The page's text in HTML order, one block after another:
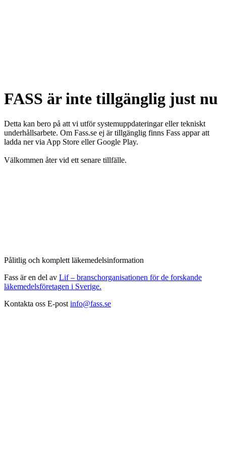
FASS är inte tillgänglig just nu
Detta kan bero på att vi utför systemuppdateringar eller tekniskt
underhållsarbete. Om Fass.se ej är tillgänglig finns Fass appar att
ladda ner via App Store eller Google Play.
Välkommen åter vid ett senare tillfälle.
Pålitlig och komplett läkemedelsinformation
Fass är en del av Lif – branschorganisationen för de forskande
läkemedelsföretagen i Sverige.
Kontakta oss E-post info@fass.se